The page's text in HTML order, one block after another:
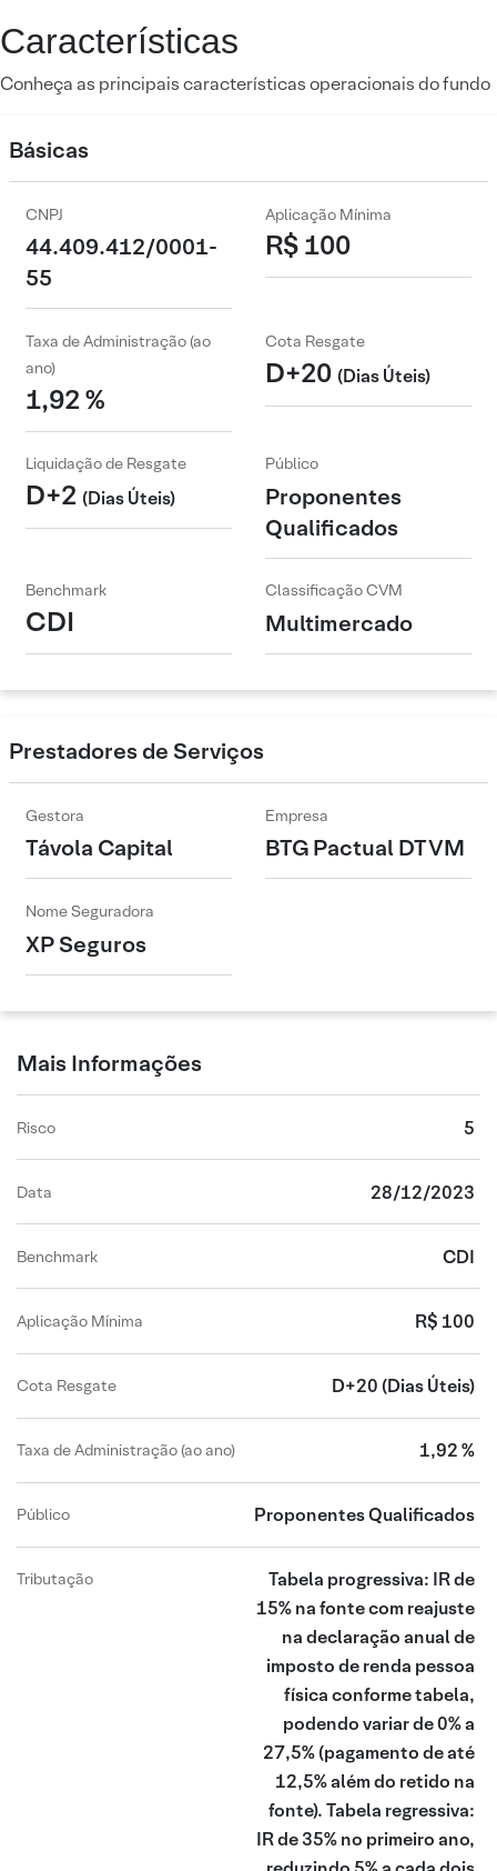
Características
Conheça as principais características operacionais do fundo
Básicas
CNPJ
44.409.412/0001-
55
Aplicação Mínima
R$ 100
Taxa de Administração (ao
ano)
1,92 %
Cota Resgate
D+20 (Dias Úteis)
Liquidação de Resgate
D+2 (Dias Úteis)
Público
Proponentes
Qualificados
Benchmark
CDI
Classificação CVM
Multimercado
Prestadores de Serviços
Gestora
Távola Capital
Empresa
BTG Pactual DTVM
Nome Seguradora
XP Seguros
Mais Informações
Risco 5
Data 28/12/2023
Benchmark CDI
Aplicação Mínima R$ 100
Cota Resgate D+20 (Dias Úteis)
Taxa de Administração (ao ano) 1,92 %
Público Proponentes Qualificados
Tributação
Tabela progressiva: IR de
15% na fonte com reajuste
na declaração anual de
imposto de renda pessoa
física conforme tabela,
podendo variar de 0% a
27,5% (pagamento de até
12,5% além do retido na
fonte). Tabela regressiva:
IR de 35% no primeiro ano,